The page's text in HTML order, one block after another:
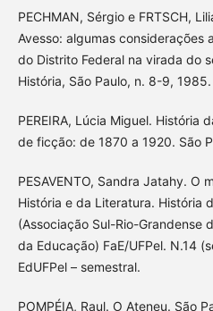
PECHMAN, Sérgio e FRTSCH,
Avesso: algumas considerações
do Distrito Federal na virada do
História, São Paulo, n. 8-9, 1985.
PEREIRA, Lúcia Miguel. História
de ficção: de 1870 a 1920. São
PESAVENTO, Sandra Jatahy. O
História e da Literatura. História
(Associação Sul-Rio-Grandense
da Educação) FaE/UFPel. N.14
EdUFPel – semestral.
POMPÉIA, Raul. O Ateneu. São